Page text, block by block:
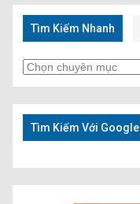
Tìm Kiếm Nhanh
Tìm
Kiếm
Nhanh
Tìm Kiếm Với Google